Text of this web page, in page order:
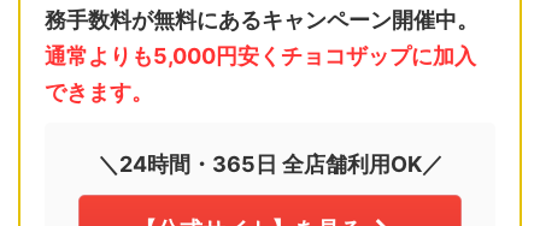
務手数料が無料にあるキャンペーン開催中。
通常よりも5,000円安くチョコザップに加入
できます。
＼24時間・365日 全店舗利用OK／